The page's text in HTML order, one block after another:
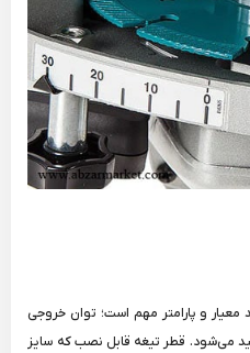
و پارامتر مهم است؛ توان خروجی
وات به بالا تولید می‌شود. قطر تیغه قابل نصب که سایز